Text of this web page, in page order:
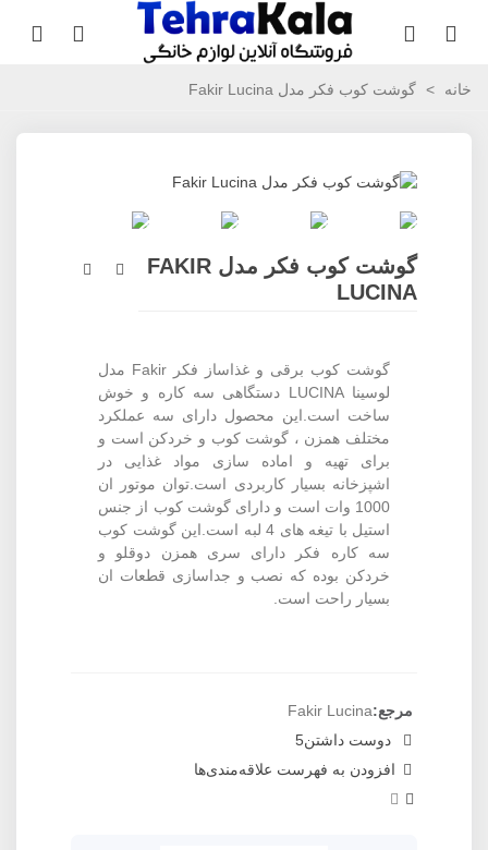
خانه > گوشت کوب فکر مدل Fakir Lucina
گوشت کوب فکر مدل FAKIR
LUCINA
گوشت کوب برقی و غذاساز فکر Fakir مدل
لوسینا LUCINA دستگاهی سه کاره و خوش
ساخت است.این محصول دارای سه عملکرد
مختلف همزن ، گوشت کوب و خردکن است و
برای تهیه و اماده سازی مواد غذایی در
اشپزخانه بسیار کاربردی است.توان موتور ان
1000 وات است و دارای گوشت کوب از جنس
استیل با تیغه های 4 لبه است.این گوشت کوب
سه کاره فکر دارای سری همزن دوقلو و
خردکن بوده که نصب و جداسازی قطعات ان
بسیار راحت است.
مرجع:Fakir Lucina
دوست داشتن5
افزودن به فهرست علاقه‌مندی‌ها